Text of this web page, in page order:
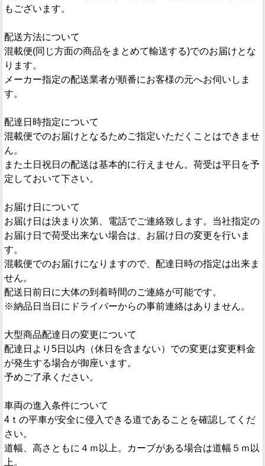
もございます。
配送方法について
混載便(同じ方面の商品をまとめて輸送する)でのお届けとな
ります。
メーカー指定の配送業者が順番にお客様の元へお伺いしま
す。
配達日時指定について
混載便でのお届けとなるためご指定いただくことはできませ
ん。
また土日祝日の配送は基本的に行えません。荷受は平日を予
定しておいて下さい。
お届け日について
お届け日は決まり次第、電話でご連絡致します。当社指定の
お届け日で荷受出来ない場合は、お届け日の変更を行いま
す。
混載便でのお届けになりますので、配達日時の指定は出来ま
せん。
配送日前日に大体の到着時間のご連絡が可能です。
※納品日当日にドライバーからの事前連絡はありません。
大型商品配達日の変更について
配達日より5日以内（休日を含まない）での変更は変更料金
が発生する場合が御座います。
予めご了承ください。
車両の進入条件について
4ｔの平車が安全に侵入できる道であることを確認してくだ
さい。
道幅、高さともに４ｍ以上。カーブがある場合は道幅５ｍ以
上。